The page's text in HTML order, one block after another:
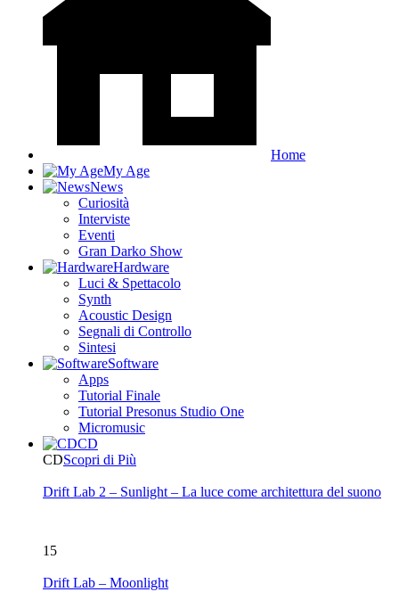
Home
My Age
News
Curiosità
Interviste
Eventi
Gran Darko Show
Hardware
Luci & Spettacolo
Synth
Acoustic Design
Segnali di Controllo
Sintesi
Software
Apps
Tutorial Finale
Tutorial Presonus Studio One
Micromusic
CD
CDScopri di Più
Drift Lab 2 – Sunlight – La luce come architettura del suono
15
Drift Lab – Moonlight